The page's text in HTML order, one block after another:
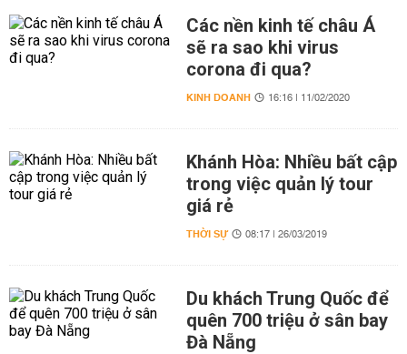
Các nền kinh tế châu Á
sẽ ra sao khi virus
corona đi qua?
KINH DOANH 16:16 | 11/02/2020
Khánh Hòa: Nhiều bất cập
trong việc quản lý tour
giá rẻ
THỜI SỰ 08:17 | 26/03/2019
Du khách Trung Quốc để
quên 700 triệu ở sân bay
Đà Nẵng